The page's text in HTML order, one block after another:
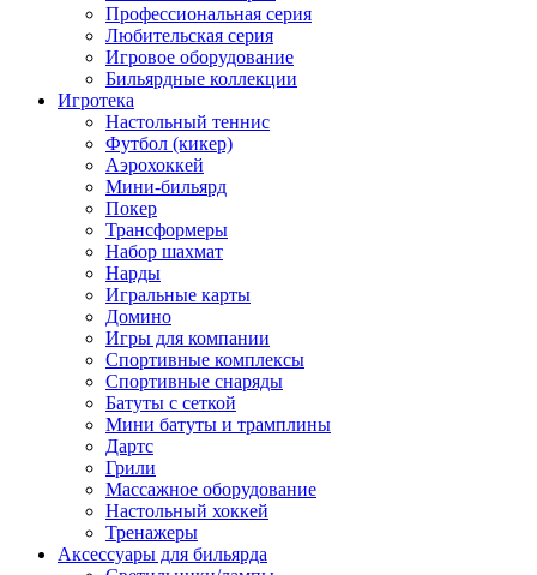
Профессиональная серия
Любительская серия
Игровое оборудование
Бильярдные коллекции
Игротека
Настольный теннис
Футбол (кикер)
Аэрохоккей
Мини-бильярд
Покер
Трансформеры
Набор шахмат
Нарды
Игральные карты
Домино
Игры для компании
Спортивные комплексы
Спортивные снаряды
Батуты с сеткой
Мини батуты и трамплины
Дартс
Грили
Массажное оборудование
Настольный хоккей
Тренажеры
Аксессуары для бильярда